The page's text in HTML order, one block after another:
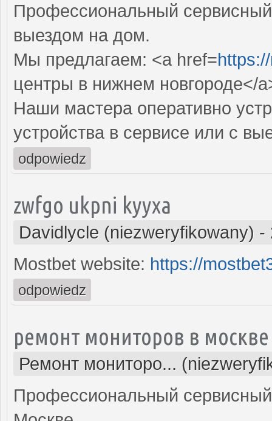
Профессиональный
выездом на дом.
Мы предлагаем: <a href=
центры в нижнем новгороде</
Наши мастера оперативно
устройства в сервисе или с
odpowiedz
zwfgo ukpni kyyxa
Davidlycle (niezweryfikowany) -
Mostbet website: https://
odpowiedz
ремонт мониторов в москве
Ремонт мониторо...
Профессиональный